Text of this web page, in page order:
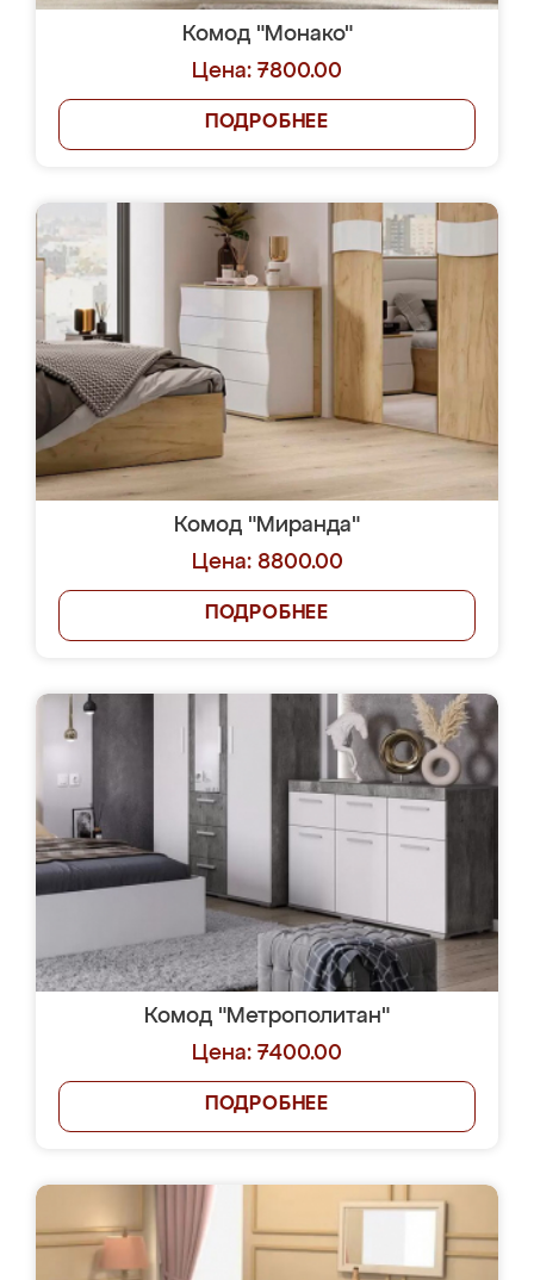
Комод "Монако"
Цена: 7800.00
ПОДРОБНЕЕ
Комод "Миранда"
Цена: 8800.00
ПОДРОБНЕЕ
Комод "Метрополитан"
Цена: 7400.00
ПОДРОБНЕЕ